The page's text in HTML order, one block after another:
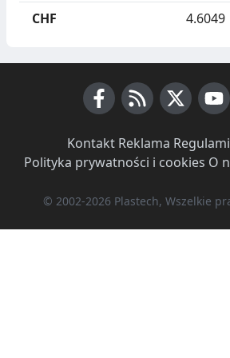
CHF 4.6049
Kontakt· Reklama
Polityka prywatności i cookies O
© 2002-2026 Plastech, Wszelkie